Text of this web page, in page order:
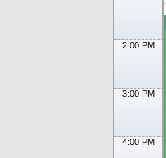
2:00 PM
3:00 PM
4:00 PM